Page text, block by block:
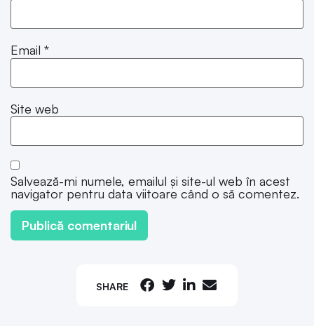
SHARE
Email *
Site web
Salvează-mi numele, emailul și site-ul web în acest
navigator pentru data viitoare când o să comentez.